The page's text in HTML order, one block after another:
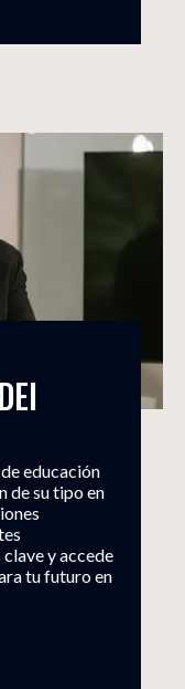
educación
de su tipo en
y accede
tu futuro en